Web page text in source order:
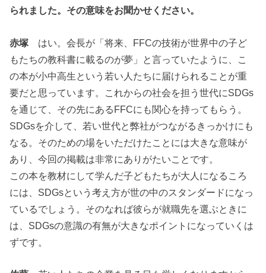
られました。その意味をお聞かせください。
赤塚 はい。会長が「将来、FFCの技術が世界中の子ど
もたちの教科書に載るのが夢」と言っていたように、こ
の本が小中高生という若い人たちに届けられることが重
要だと思っています。これからの社会を担う世代にSDGs
を通じて、その先にあるFFCにも関心を持ってもらう。
SDGsを介して、若い世代と弊社がつながるきっかけにも
なる。そのための場をいただけたことには大きな意味が
あり、今回の掲載は非常にありがたいことです。
この本を教材にして学んだ子どもたちが大人になるころ
には、SDGsという考え方が世の中のスタンダードになっ
ているでしょう。そのなれば彼らが就職先を選ぶときに
は、SDGsの意識の有無が大きなポイントになっていくは
ずです。